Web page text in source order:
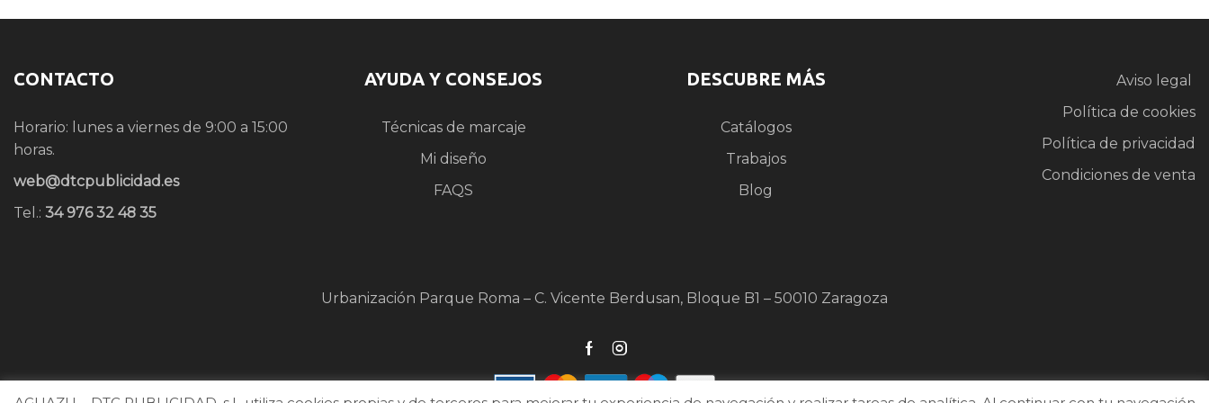
CONTACTO
Horario: lunes a viernes de 9:00 a 15:00
horas.
web@dtcpublicidad.es
Tel.: 34 976 32 48 35
AYUDA Y CONSEJOS
Técnicas de marcaje
Mi diseño
FAQS
DESCUBRE MÁS
Catálogos
Trabajos
Blog
Aviso legal
Política de cookies
Política de privacidad
Condiciones de venta
Urbanización Parque Roma – C. Vicente Berdusan, Bloque B1 – 50010 Zaragoza